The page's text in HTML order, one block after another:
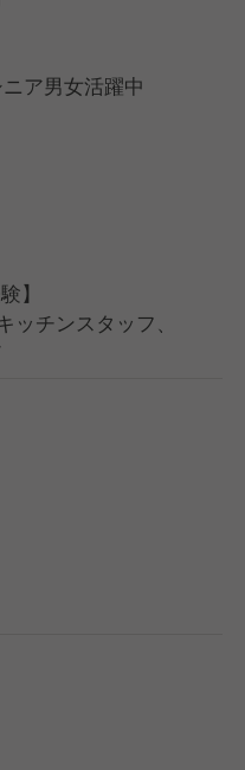
ア男女活躍中
】
ッチンスタッフ、